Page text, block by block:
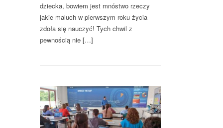
dziecka, bowiem jest mnóstwo rzeczy
jakie maluch w pierwszym roku życia
zdoła się nauczyć! Tych chwil z
pewnością nie […]